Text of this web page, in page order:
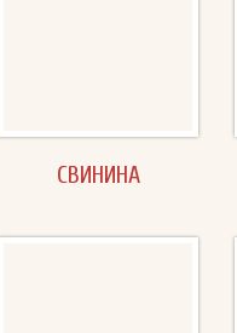
СВИНИНА